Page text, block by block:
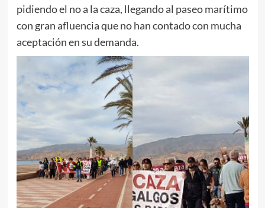
pidiendo el no a la caza, llegando al paseo marítimo
con gran afluencia que no han contado con mucha
aceptación en su demanda.